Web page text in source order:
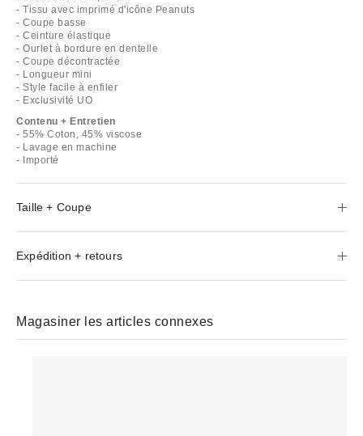
- Tissu avec imprimé d'icône Peanuts
- Coupe basse
- Ceinture élastique
- Ourlet à bordure en dentelle
- Coupe décontractée
- Longueur mini
- Style facile à enfiler
- Exclusivité UO
Contenu + Entretien
- 55% Coton, 45% viscose
- Lavage en machine
- Importé
Taille + Coupe
Expédition + retours
Magasiner les articles connexes